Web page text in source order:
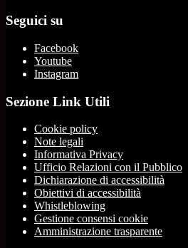
Seguici su
Facebook
Youtube
Instagram
Sezione Link Utili
Cookie policy
Note legali
Informativa Privacy
Ufficio Relazioni con il Pubblico
Dichiarazione di accessibilità
Obiettivi di accessibilità
Whistleblowing
Gestione consensi cookie
Amministrazione trasparente